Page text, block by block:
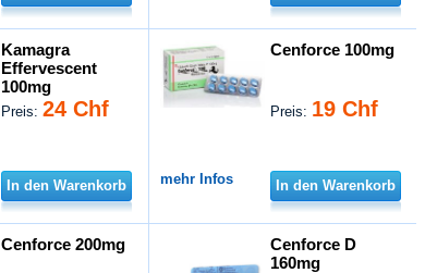
Kamagra
Effervescent
100mg
Preis:24 Chf
In den Warenkorb
Cenforce 100mg
Preis: 19 Chf
mehr Infos In den Warenkorb
Cenforce 200mg
Cenforce D
160mg